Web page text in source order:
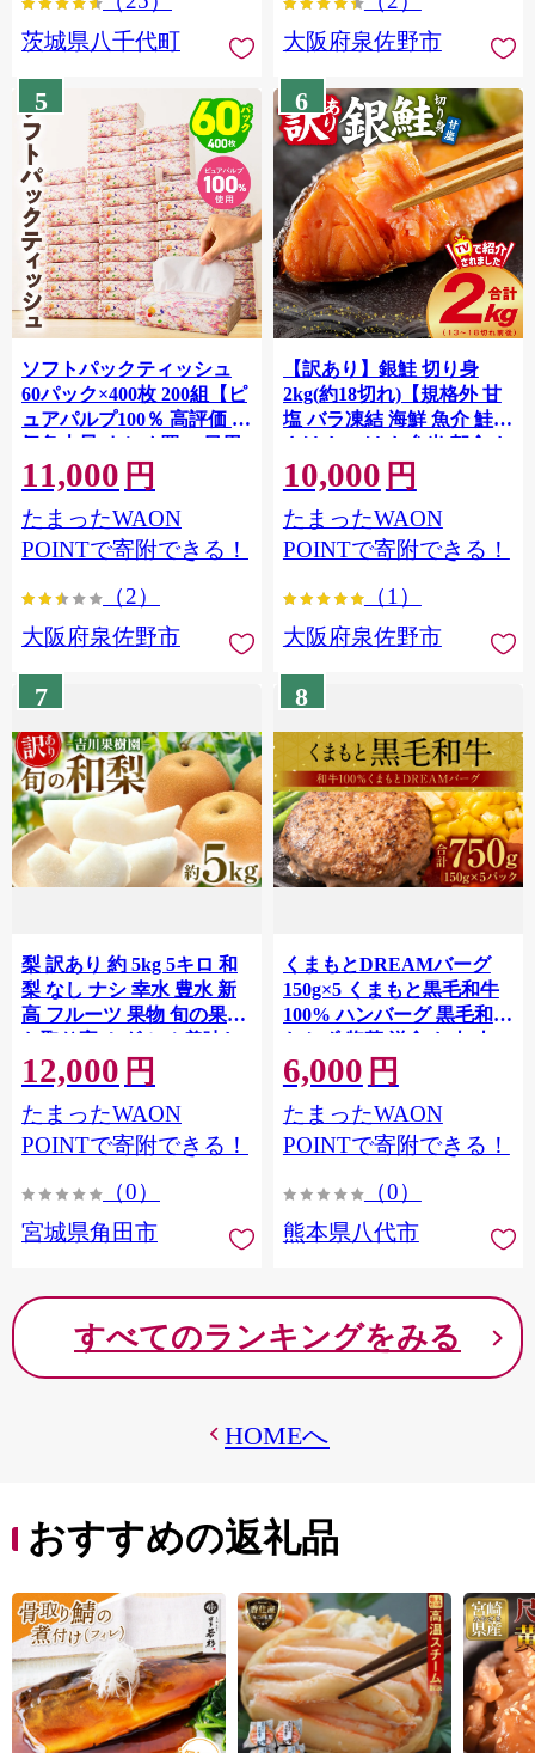
茨城県八千代町
大阪府泉佐野市
5
ソフトパックティッシュ
60パック×400枚 200組【ピ
ュアパルプ100％ 高評価 人
気急上昇 まとめ買い 日用
品 常備品 てぃっしゅ 備蓄
防災 箱なし】 010B1754
11,000 円
たまったWAON
POINTで寄附できる！
（2）
大阪府泉佐野市
6
【訳あり】銀鮭 切り身
2kg(約18切れ)【規格外 甘
塩 バラ凍結 海鮮 魚介 鮭
さけ しゃけ お弁当 朝食 お
かず 簡単調理 家計応援】
G4139
10,000 円
たまったWAON
POINTで寄附できる！
（1）
大阪府泉佐野市
7
梨 訳あり 約 5kg 5キロ 和
梨 なし ナシ 幸水 豊水 新
高 フルーツ 果物 旬の果物
お取り寄せ グルメ 美味し
い 甘い 人気 おすすめ 吉川
果樹園 宮城県 角田市 【先
行予約（2026年発送分）】
12,000 円
たまったWAON
POINTで寄附できる！
（0）
宮城県角田市
8
くまもとDREAMバーグ
150g×5 くまもと黒毛和牛
100% ハンバーグ 黒毛和牛
おかず 惣菜 洋食 お肉 肉
牛肉 にく 冷凍 熊本県 八代
市
6,000 円
たまったWAON
POINTで寄附できる！
（0）
熊本県八代市
すべてのランキングをみる
HOMEへ
おすすめの返礼品